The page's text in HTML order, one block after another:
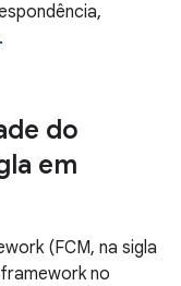
.
do
em
(FCM, na sigla
no